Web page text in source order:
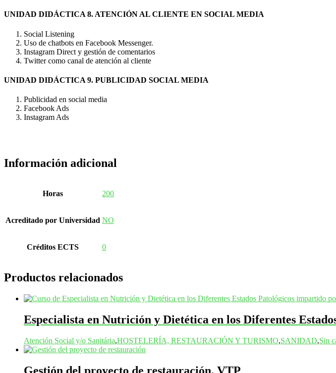
UNIDAD DIDÁCTICA 8. ATENCIÓN AL CLIENTE EN SOCIAL MEDIA
Social Listening
Uso de chatbots en Facebook Messenger.
Instagram Direct y gestión de comentarios
Twitter como canal de atención al cliente
UNIDAD DIDÁCTICA 9. PUBLICIDAD SOCIAL MEDIA
Publicidad en social media
Facebook Ads
Instagram Ads
Información adicional
Horas 200
Acreditado por Universidad NO
Créditos ECTS 0
Productos relacionados
Especialista en Nutrición y Dietética en los Diferentes
Atención Social y/o Sanitária,HOSTELERÍA, RESTAURACIÓN Y TURISMO,SANIDAD,Sin
Gestión del proyecto de restauración. VTP